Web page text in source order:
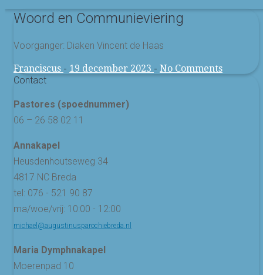
Woord en Communieviering
Voorganger: Diaken Vincent de Haas
Franciscus - 19 december 2023 - No Comments
Contact
Pastores (spoednummer)
06 – 26 58 02 11
Annakapel
Heusdenhoutseweg 34
4817 NC Breda
tel: 076 - 521 90 87
ma/woe/vrij: 10:00 - 12:00
michael@augustinusparochiebreda.nl
Maria Dymphnakapel
Moerenpad 10